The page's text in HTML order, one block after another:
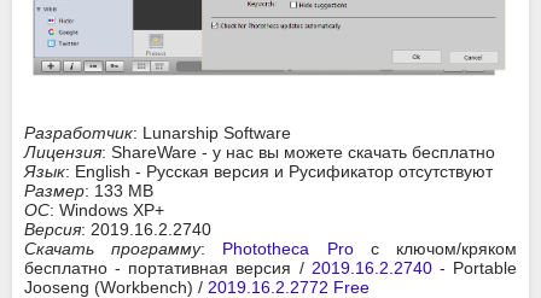
Разработчик: Lunarship Software
Лицензия: ShareWare - у нас вы можете скачать бесплатно
Язык: English - Русская версия и Русификатор отсутствуют
Размер: 133 MB
ОС: Windows XP+
Версия: 2019.16.2.2740
Скачать программу: Phototheca Proc ключом/кряком
бесплатно - портативная версия / 2019.16.2.2740- Portable
Jooseng (Workbench) / 2019.16.2.2772 Free